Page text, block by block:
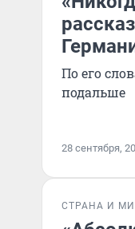
По его
подальше
28 сентября,
СТРАНА И